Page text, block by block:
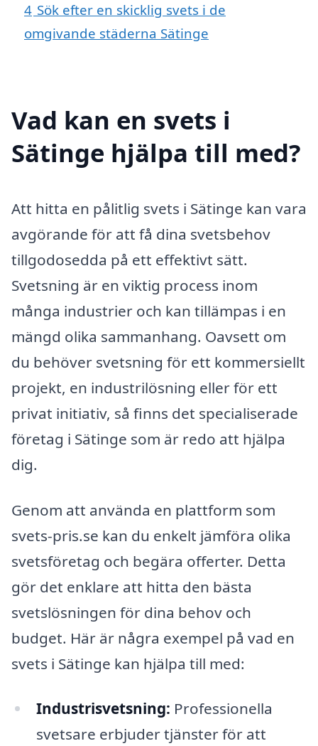
4 Sök efter en skicklig svets i de
omgivande städerna Sätinge
Vad kan en svets i
Sätinge hjälpa till med?
Att hitta en pålitlig svets i Sätinge kan vara
avgörande för att få dina svetsbehov
tillgodosedda på ett effektivt sätt.
Svetsning är en viktig process inom
många industrier och kan tillämpas i en
mängd olika sammanhang. Oavsett om
du behöver svetsning för ett kommersiellt
projekt, en industrilösning eller för ett
privat initiativ, så finns det specialiserade
företag i Sätinge som är redo att hjälpa
dig.
Genom att använda en plattform som
svets-pris.se kan du enkelt jämföra olika
svetsföretag och begära offerter. Detta
gör det enklare att hitta den bästa
svetslösningen för dina behov och
budget. Här är några exempel på vad en
svets i Sätinge kan hjälpa till med:
Industrisvetsning: Professionella
svetsare erbjuder tjänster för att